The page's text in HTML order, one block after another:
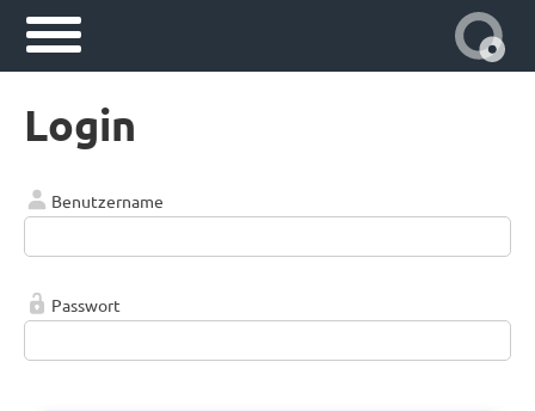
Login
Benutzername
Passwort